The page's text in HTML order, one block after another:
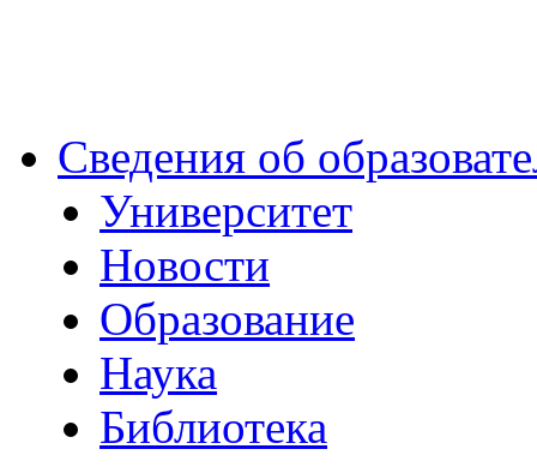
Сведения об
Университет
Новости
Образование
Наука
Библиотека